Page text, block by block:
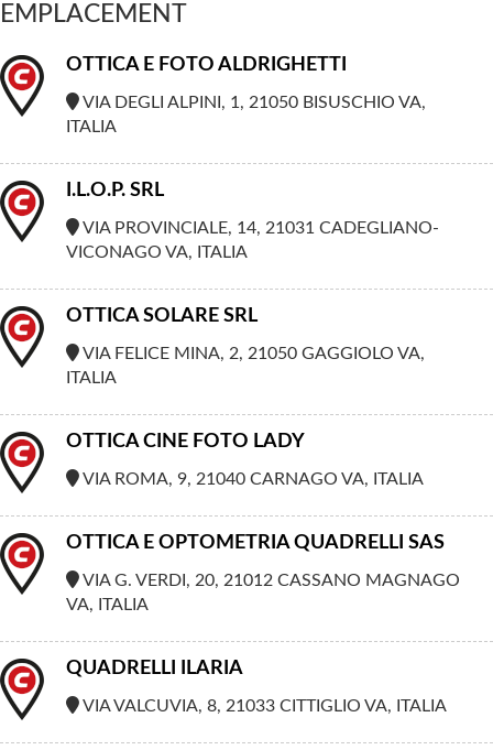
EMPLACEMENT
OTTICA E FOTO ALDRIGHETTI
VIA DEGLI ALPINI, 1, 21050 BISUSCHIO VA,
ITALIA
I.L.O.P. SRL
VIA PROVINCIALE, 14, 21031 CADEGLIANO-
VICONAGO VA, ITALIA
OTTICA SOLARE SRL
VIA FELICE MINA, 2, 21050 GAGGIOLO VA,
ITALIA
OTTICA CINE FOTO LADY
VIA ROMA, 9, 21040 CARNAGO VA, ITALIA
OTTICA E OPTOMETRIA QUADRELLI SAS
VIA G. VERDI, 20, 21012 CASSANO MAGNAGO
VA, ITALIA
QUADRELLI ILARIA
VIA VALCUVIA, 8, 21033 CITTIGLIO VA, ITALIA